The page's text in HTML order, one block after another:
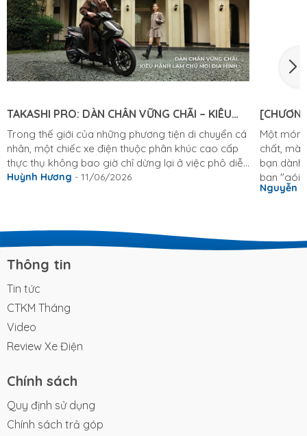
TAKASHI PRO: DÀN CHÂN VỮNG CHÃI – KIÊU
HÃNH LÀM CHỦ MỌI ĐỊA HÌNH
Trong thế giới của những phương tiện di chuyển cá
nhân, một chiếc xe điện thuộc phân khúc cao cấp
thực thụ không bao giờ chỉ dừng lại ở việc phô diễn
những đường nét thiết kế hào nhoáng bên ngoài.
đủ để khẳng định đẳng cấp khác biệt. Đối với
những người dùng sành sỏi, trải nghiệm cầm lái là
thước đo chân thực nhất cho chất...
Huỳnh Hương - 11/06/2026
KHỎI
Một món
chất, mà
bạn
bạn "gói
8/3 thật
Nguyễn
Thông tin
Tin tức
CTKM Tháng
Video
Review Xe Điện
Chính sách
Quy định sử dụng
Chính sách trả góp